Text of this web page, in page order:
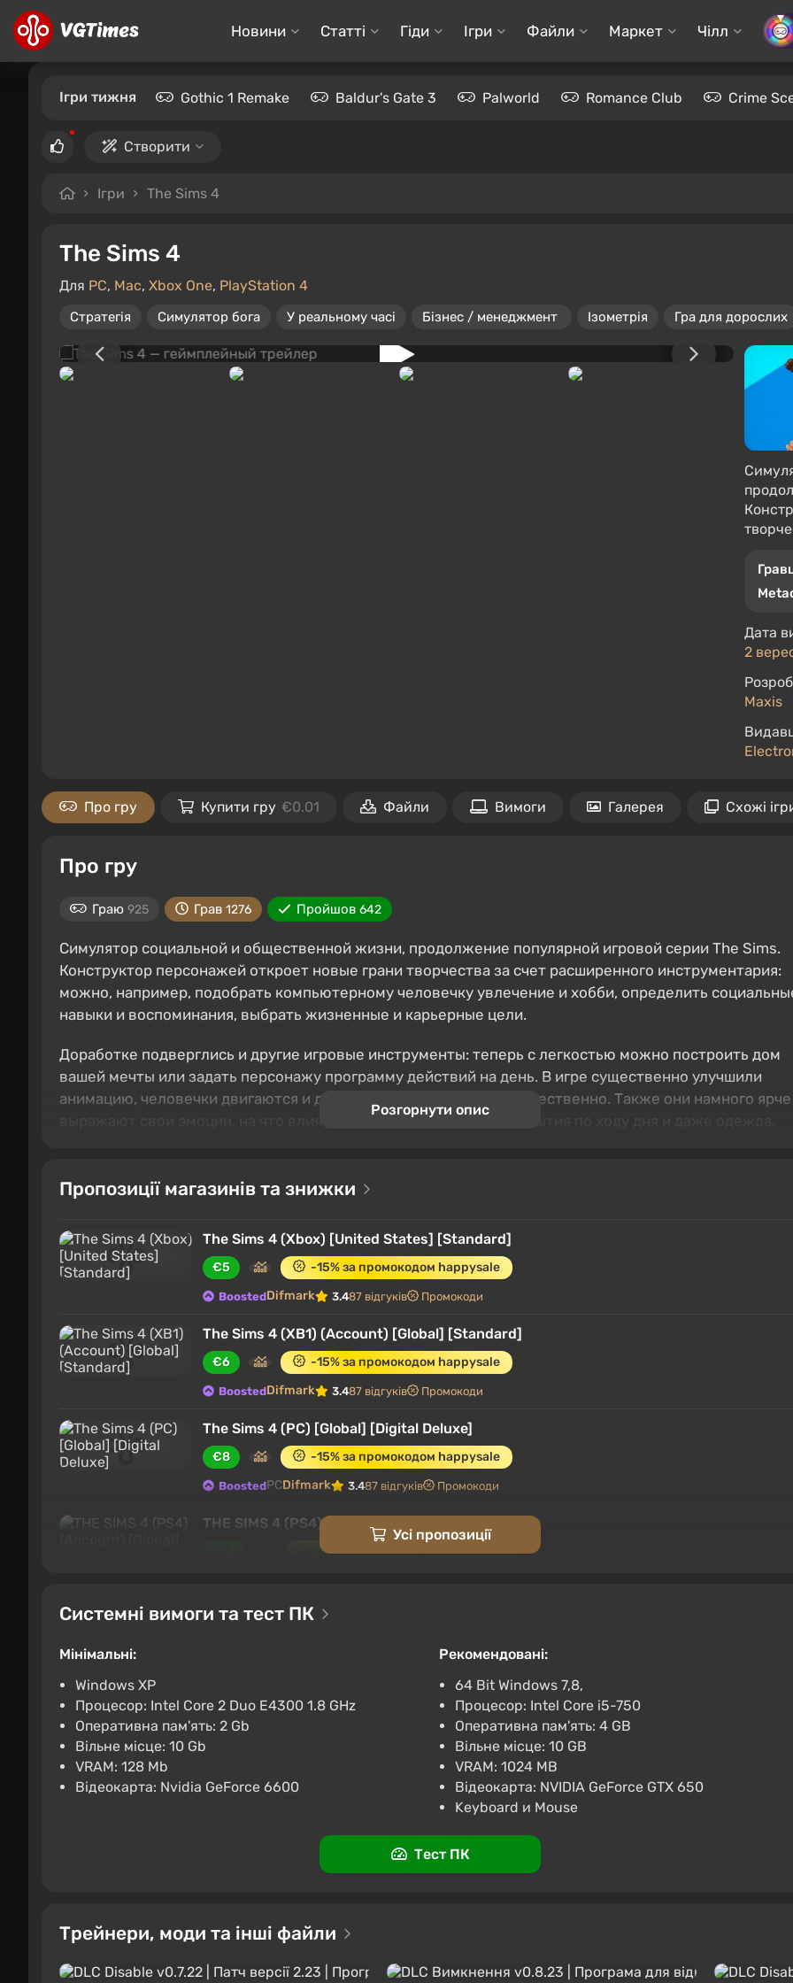
Новини Статті Гіди Ігри Файли Маркет Чілл
Ігри тижня Gothic 1 Remake Baldur's Gate 3 Palworld Romance Club Crime
Створити
Ігри The Sims 4
The Sims 4
Для PC, Mac, Xbox One, PlayStation 4
Стратегія Симулятор бога У реальному часі Бізнес / менеджмент Ізометрія Гра для дорослих
Дата
2
Maxis
Про гру Купити гру €0.01 Файли Вимоги Галерея Схожі
Про гру
Граю 925 Грав 1276 Пройшов 642
Симулятор социальной и общественной жизни, продолжение популярной игровой серии The Sims.
Конструктор персонажей откроет новые грани творчества за счет расширенного инструментария:
можно, например, подобрать компьютерному человечку увлечение и хобби, определить
навыки и воспоминания, выбрать жизненные и карьерные цели.
Доработке подверглись и другие игровые инструменты: теперь с легкостью можно построить дом
вашей мечты или задать персонажу программу действий на день. В игре существенно улучшили
анимацию, человечки двигаются и действуют более плавно и естественно. Также они намного ярче
выражают свои эмоции, на что влияют различные случайные события по ходу дня и даже одежда.
Геймплей
Развитие персонажа
Сюжет и одиночная игра
Важные особенности
Геймплей
Sims 4 стремится реалистично воплотить повседневную жизнь в виртуальном мире, со всеми её
радостями и горестями, трудностями и успехами, любовью и ненавистью, дружбой и враждой.
тупые болванчики, а имеют характер и особенности.
Важной частью геймплея является уход за персонажем и выполнение его желаний/требований,
Розгорнути опис
Пропозиції магазинів та знижки
The Sims 4 (Xbox) [United States] [Standard]
€5 -15% за промокодом happysale
BoostedDifmark 3.487 відгуків Промокоди
The Sims 4 (XB1) (Account) [Global] [Standard]
€6 -15% за промокодом happysale
BoostedDifmark 3.487 відгуків Промокоди
The Sims 4 (PC) [Global] [Digital Deluxe]
€8 -15% за промокодом happysale
BoostedPCDifmark 3.487 відгуків Промокоди
THE SIMS 4 (PS4) (Account) [Global] [Standard]
-15% за промокодом happysale
The Sims 4 (Xbox) [United States] [Standard]
-15% за промокодом happysale
The Sims 4 Music Den Kit + 200 Moola
Усі пропозиції
Системні вимоги та тест ПК
Мінімальні:
Windows XP
Процесор: Intel Core 2 Duo E4300 1.8 GHz
Оперативна пам'ять: 2 Gb
Вільне місце: 10 Gb
VRAM: 128 Mb
Відеокарта: Nvidia GeForce 6600
Рекомендовані:
64 Bit Windows 7,8,
Процесор: Intel Core i5-750
Оперативна пам'ять: 4 GB
Вільне місце: 10 GB
VRAM: 1024 MB
Відеокарта: NVIDIA GeForce GTX 650
Keyboard и Mouse
Тест ПК
Трейнери, моди та інші файли